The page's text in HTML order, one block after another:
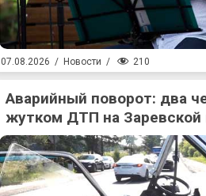
07.08.2026 / Новости / 210
Аварийный поворот: два
жутком ДТП на Заревской